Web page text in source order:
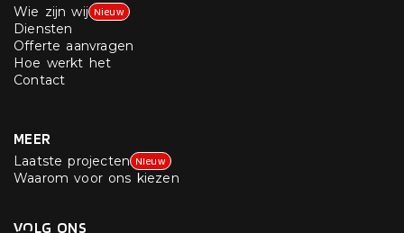
Wie zijn wij Nieuw
Diensten
Offerte aanvragen
Hoe werkt het
Contact
MEER
Laatste projecten NIeuw
Waarom voor ons kiezen
VOLG ONS